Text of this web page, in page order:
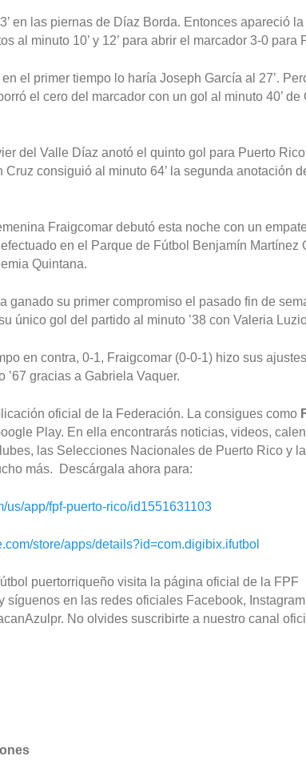
en las piernas de Díaz Borda. Entonces apareció
al minuto 10’ y 12’ para abrir el marcador 3-0 para
el primer tiempo lo haría Joseph García al 27’.
el cero del marcador con un gol al minuto 40’
del Valle Díaz anotó el quinto gol para Puerto Rico
Cruz consiguió al minuto 64’ la segunda anotación
Fraigcomar debutó esta noche con un
en el Parque de Fútbol Benjamín Martínez
Quintana.
ganado su primer compromiso el pasado fin de
único gol del partido al minuto ’38 con Valeria
en contra, 0-1, Fraigcomar (0-0-1) hizo sus
’67 gracias a Gabriela Vaquer.
oficial de la Federación. La consigues como
Play. En ella encontrarás noticias, videos,
las Selecciones Nacionales de Puerto Rico y
más. Descárgala ahora para:
us/app/fpf-puerto-rico/id1551631103
store/apps/details?id=com.digibix.ifutbol
puertorriqueño visita la página oficial de la FPF
síguenos en las redes oficiales Facebook,
No olvides suscribirte a nuestro canal